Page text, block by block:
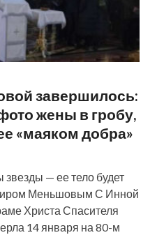
завершилось:
жены в гробу,
«маяком добра»
— ее тело будет
Меньшовым С Инной
Христа Спасителя
14 января на 80-м